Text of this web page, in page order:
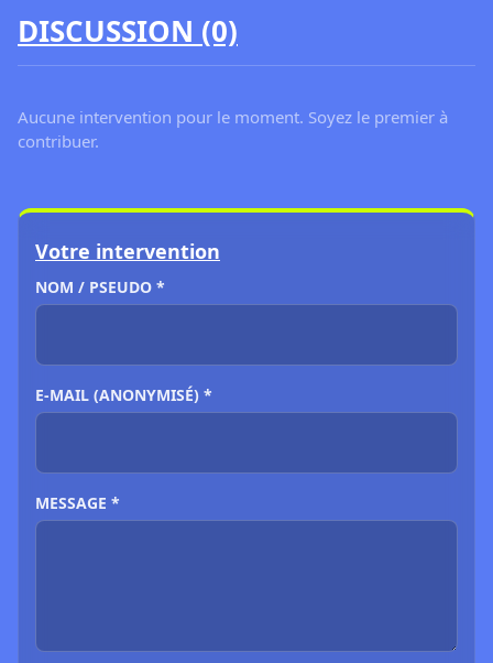
DISCUSSION (0)
Aucune intervention pour le moment. Soyez le premier à
contribuer.
Votre intervention
NOM / PSEUDO *
E-MAIL (ANONYMISÉ) *
MESSAGE *